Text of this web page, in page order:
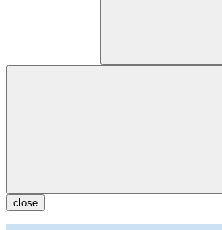
close